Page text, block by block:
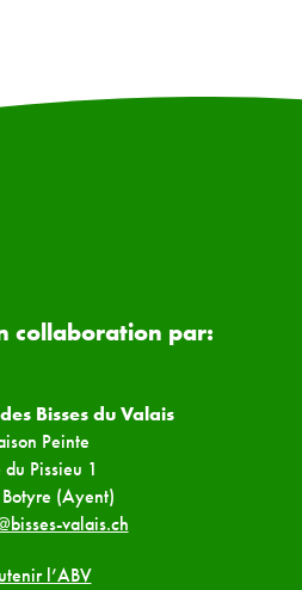
collaboration par:
Bisses du Valais
Peinte
du Pissieu 1
(Ayent)
valais.ch
l’ABV